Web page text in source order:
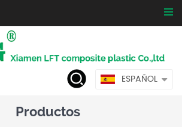
ESPAÑOL
Productos